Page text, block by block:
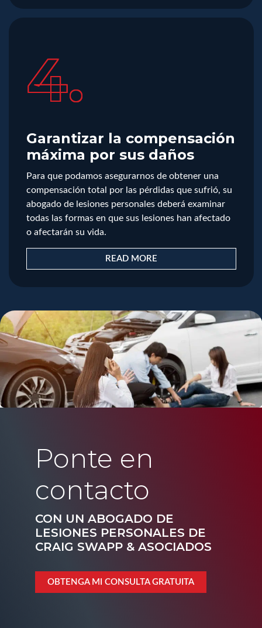
4.
Garantizar la compensación
máxima por sus daños
Para que podamos asegurarnos de obtener una
compensación total por las pérdidas que sufrió, su
abogado de lesiones personales deberá examinar
todas las formas en que sus lesiones han afectado
o afectarán su vida.
READ MORE
Ponte en
contacto
CON UN ABOGADO DE
LESIONES PERSONALES DE
CRAIG SWAPP & ASOCIADOS
OBTENGA MI CONSULTA GRATUITA